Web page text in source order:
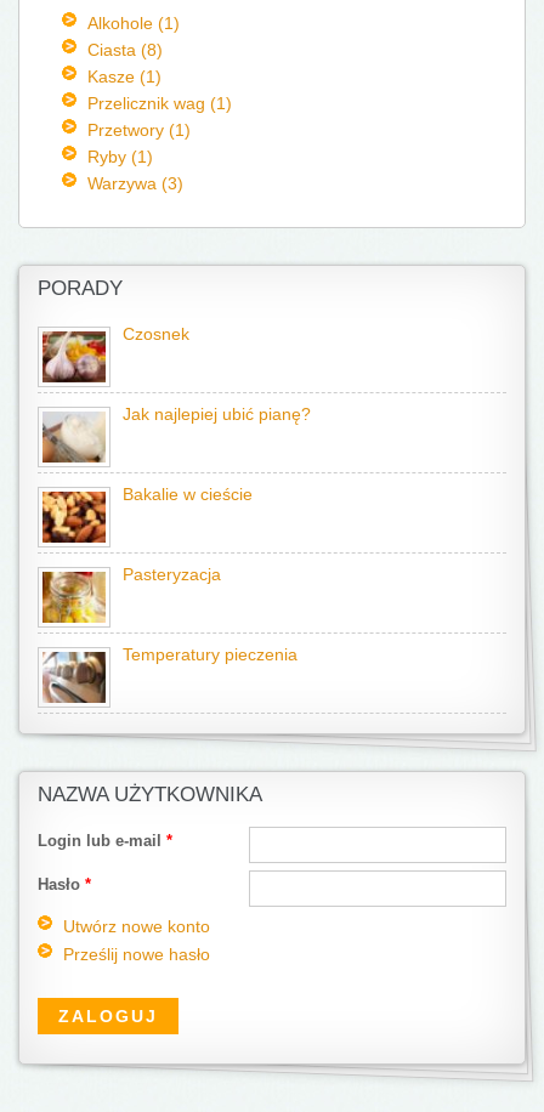
Alkohole (1)
Ciasta (8)
Kasze (1)
Przelicznik wag (1)
Przetwory (1)
Ryby (1)
Warzywa (3)
PORADY
Czosnek
Jak najlepiej ubić pianę?
Bakalie w cieście
Pasteryzacja
Temperatury pieczenia
NAZWA UŻYTKOWNIKA
Login lub e-mail *
Hasło *
Utwórz nowe konto
Prześlij nowe hasło